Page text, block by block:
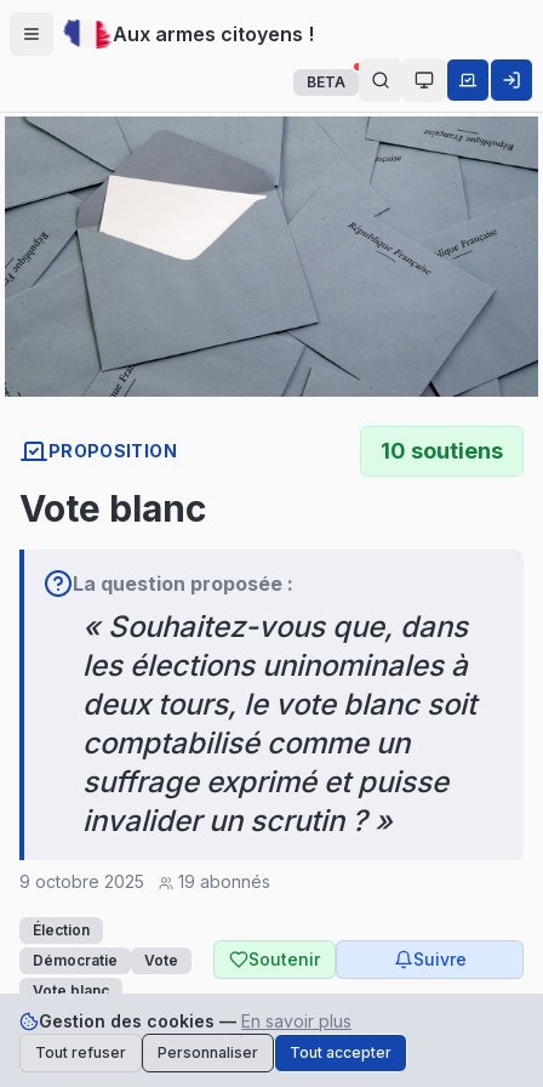
Gestion des cookies — En savoir plus
Tout refuser Personnaliser Tout accepter
Menu Aux armes citoyens !
BETA Auto
PROPOSITION 10 soutiens
Vote blanc
La question proposée :
« Souhaitez-vous que, dans
les élections uninominales à
deux tours, le vote blanc soit
comptabilisé comme un
suffrage exprimé et puisse
invalider un scrutin ? »
9 octobre 2025 19 abonnés
Élection
Démocratie
Vote
Vote blanc
Soutenir Suivre
Antoine Fournier 🌱 Ambassadeur
Soutenez-nous Faire un don